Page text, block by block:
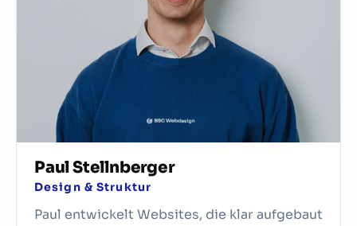
Wien sowie einem Leistungsstipendium studiert
er derzeit im Masterprogramm Statistics,
Probability and Mathematics in Economics.
Neben dem Studium war er als Lehrassistent an
der TU tätig und hat eigenständig Websites für
universitäre Projekte umgesetzt. Seine
Begeisterung für Technologie, sein analytisches
Denken und sein Blick fürs Detail machen ihn zu
einem unverzichtbaren Teil des Teams.
Paul Stellnberger
Design & Struktur
Paul entwickelt Websites, die klar aufgebaut